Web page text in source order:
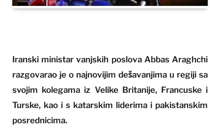
Iranski ministar vanjskih poslova Abbas Araghchi
razgovarao je o najnovijim dešavanjima u regiji sa
svojim kolegama iz Velike Britanije, Francuske i
Turske, kao i s katarskim liderima i pakistanskim
posrednicima.